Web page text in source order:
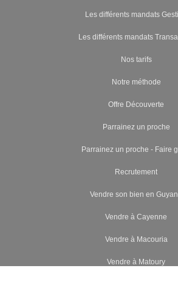
Les différents mandats
Les différents mandats
Nos tarifs
Notre méthode
Offre Découverte
Parrainez un proche
Parrainez un proche - Faire
Recrutement
Vendre son bien en
Vendre à Cayenne
Vendre à Macouria
Vendre à Matoury